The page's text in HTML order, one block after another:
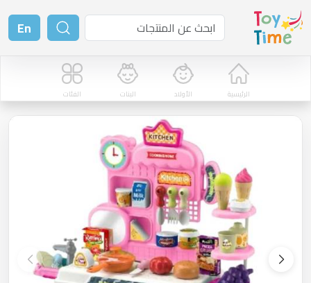
En
الرئيسية الأولاد البنات الفئات